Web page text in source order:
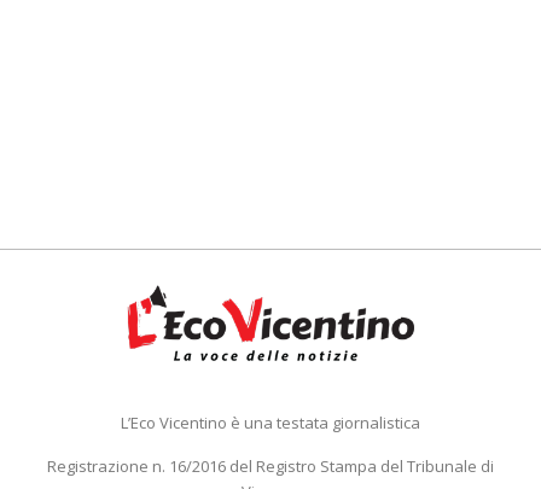
L’Eco Vicentino è una testata giornalistica
Registrazione n. 16/2016 del Registro Stampa del Tribunale di